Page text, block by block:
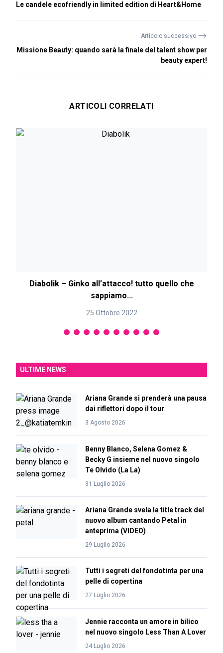
Le candele ecofriendly in limited edition di Heart&Home
Articolo successivo ⟶
Missione Beauty: quando sarà la finale del talent show per
beauty expert!
ARTICOLI CORRELATI
Diabolik – Ginko all’attacco! tutto quello che
sappiamo...
25 Ottobre 2022
ULTIME NEWS
Ariana Grande si prenderà una pausa
dai riflettori dopo il tour
3 Agosto 2026
Benny Blanco, Selena Gomez &
Becky G insieme nel nuovo singolo
Te Olvido (La La)
31 Luglio 2026
Ariana Grande svela la title track del
nuovo album cantando Petal in
anteprima (VIDEO)
29 Luglio 2026
Tutti i segreti del fondotinta per una
pelle di copertina
27 Luglio 2026
Jennie racconta un amore in bilico
nel nuovo singolo Less Than A Lover
24 Luglio 2026